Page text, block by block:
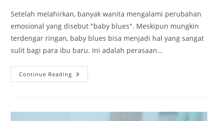
Setelah melahirkan, banyak wanita mengalami perubahan
emosional yang disebut "baby blues". Meskipun mungkin
terdengar ringan, baby blues bisa menjadi hal yang sangat
sulit bagi para ibu baru. Ini adalah perasaan…
Continue Reading